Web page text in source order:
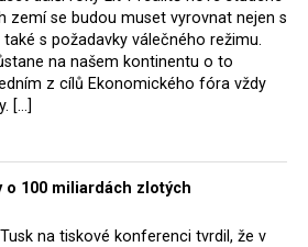
evropských fondů odečíst
a 45 milionů eur
České republice – ale jak důl,
fungovaly. Už tehdy zástupci
vládnoucí koalice, jako
platformy (PO) Rafał
že by se polská vláda měla
zemí se budou muset vyrovnat nejen s
s požadavky válečného režimu.
na našem kontinentu o to
z cílů Ekonomického fóra vždy
[…]
o 100 miliardách zlotých
na tiskové konferenci tvrdil, že v